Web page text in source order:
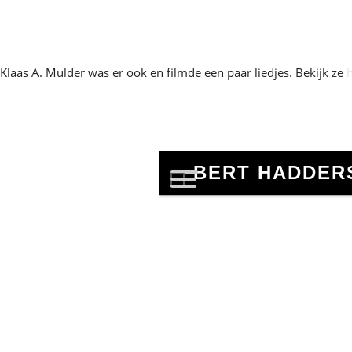
Klaas A. Mulder was er ook en filmde een paar liedjes. Bekijk ze